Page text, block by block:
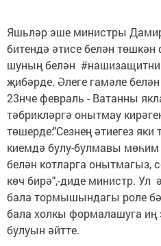
Яшьләр эше министры
битендә әтисе белән
шуның белән
җибәрде. Әлеге гамәле
23нче февраль - Ватанны
тәбрикләргә онытмау
төшерде:"Сезнең әтиегез
киемдә булу-булмавы
белән котларга онытмагыз,
көч бирә",-диде министр. Ул
бала тормышындагы роле
бала холкы формалашуга
булуын әйтте.